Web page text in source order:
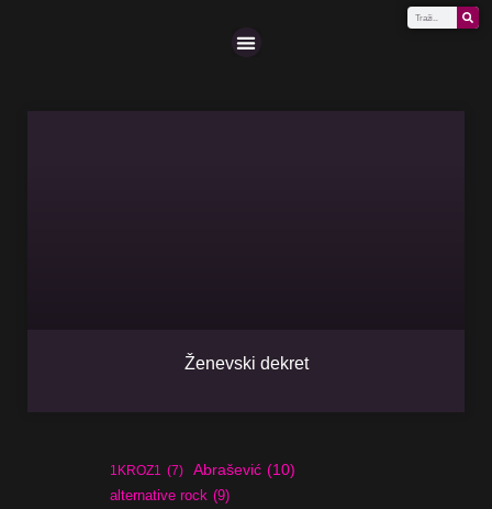
Ženevski dekret
1KROZ1 (7) Abrašević (10)
alternative rock (9)